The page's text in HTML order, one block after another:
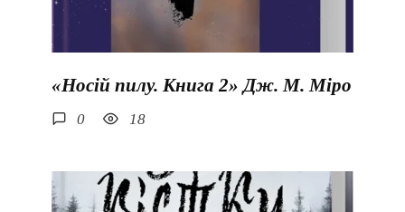
«Носій пилу. Книга 2» Дж. М. Міро
0 18